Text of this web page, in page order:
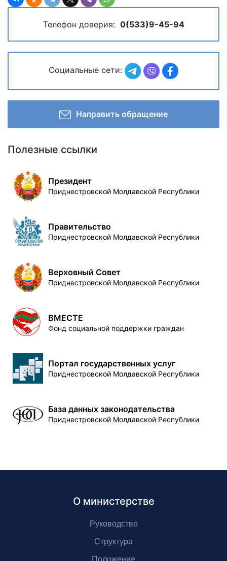
Телефон доверия: 0(533)9-45-94
Социальные сети:
Направить обращение
Полезные ссылки
Президент
Приднестровской Молдавской Республики
Правительство
Приднестровской Молдавской Республики
Верховный Совет
Приднестровской Молдавской Республики
ВМЕСТЕ
Фонд социальной поддержки граждан
Портал государственных услуг
Приднестровской Молдавской Республики
База данных законодательства
Приднестровской Молдавской Республики
О министерстве
Руководство
Структура
Положение